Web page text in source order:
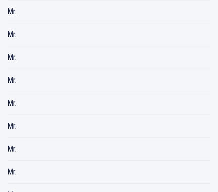
Mr.
Mr.
Mr.
Mr.
Mr.
Mr.
Mr.
Mr.